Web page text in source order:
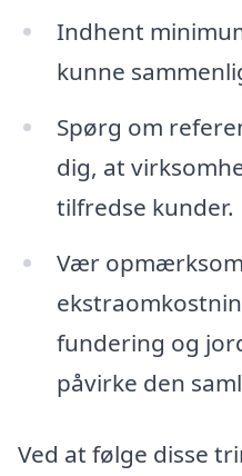
Indhent
kunne
Spørg om
dig, at
tilfredse kunder.
Vær
fundering og
påvirke den
Ved at følge disse